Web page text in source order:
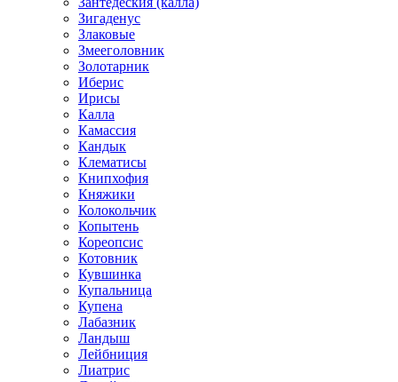
Зигаденус
Злаковые
Змееголовник
Золотарник
Иберис
Ирисы
Калла
Камассия
Кандык
Клематисы
Книпхофия
Княжики
Колокольчик
Копытень
Кореопсис
Котовник
Кувшинка
Купальница
Купена
Лабазник
Ландыш
Лейбниция
Лиатрис